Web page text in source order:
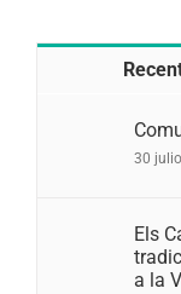
30
Els
a la